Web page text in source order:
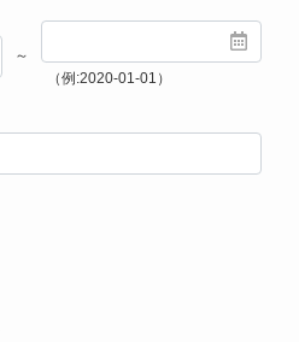
～
（例:2020-01-01）